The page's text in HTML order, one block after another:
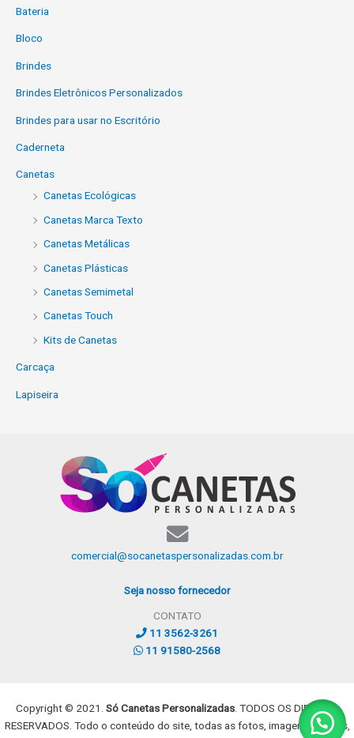
Bateria
Bloco
Brindes
Brindes Eletrônicos Personalizados
Brindes para usar no Escritório
Caderneta
Canetas
Canetas Ecológicas
Canetas Marca Texto
Canetas Metálicas
Canetas Plásticas
Canetas Semimetal
Canetas Touch
Kits de Canetas
Carcaça
Lapiseira
comercial@socanetaspersonalizadas.com.br
Seja nosso fornecedor
CONTATO
11 3562-3261
11 91580-2568
Copyright © 2021. Só Canetas Personalizadas . TODOS OS DIREITOS
RESERVADOS. Todo o conteúdo do site, todas as fotos, imagens, dizeres,